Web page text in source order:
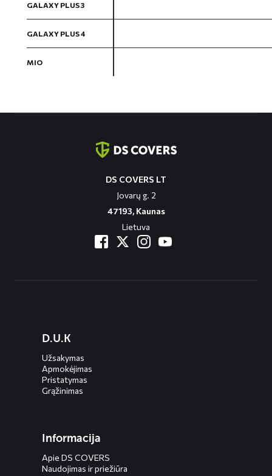
GALAXY PLUS 3
GALAXY PLUS 4
MIO
DS COVERS LT
Jovarų g. 2
47193, Kaunas
Lietuva
menusD.U.K
Užsakymas
Apmokėjimas
Pristatymas
Grąžinimas
Informacija
Apie DS COVERS
Naudojimas ir priežiūra